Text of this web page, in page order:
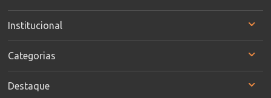
Institucional
Categorias
Destaque